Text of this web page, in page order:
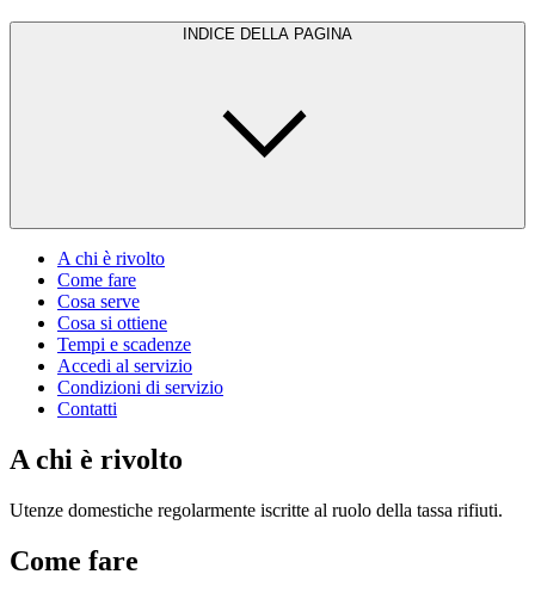
INDICE DELLA PAGINA
A chi è rivolto
Come fare
Cosa serve
Cosa si ottiene
Tempi e scadenze
Accedi al servizio
Condizioni di servizio
Contatti
A chi è rivolto
Utenze domestiche regolarmente iscritte al ruolo della tassa rifiuti.
Come fare